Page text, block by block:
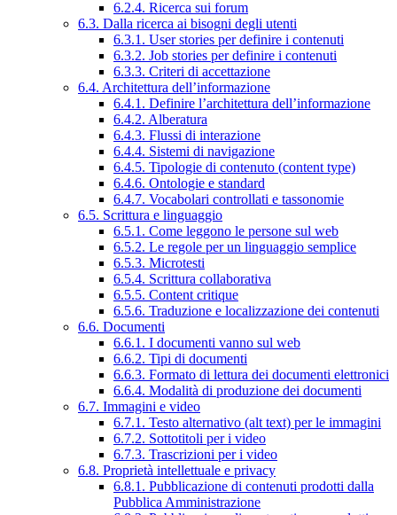
6.2.4. Ricerca sui forum
6.3. Dalla ricerca ai bisogni degli utenti
6.3.1. User stories per definire i contenuti
6.3.2. Job stories per definire i contenuti
6.3.3. Criteri di accettazione
6.4. Architettura dell’informazione
6.4.1. Definire l’architettura dell’informazione
6.4.2. Alberatura
6.4.3. Flussi di interazione
6.4.4. Sistemi di navigazione
6.4.5. Tipologie di contenuto (content type)
6.4.6. Ontologie e standard
6.4.7. Vocabolari controllati e tassonomie
6.5. Scrittura e linguaggio
6.5.1. Come leggono le persone sul web
6.5.2. Le regole per un linguaggio semplice
6.5.3. Microtesti
6.5.4. Scrittura collaborativa
6.5.5. Content critique
6.5.6. Traduzione e localizzazione dei contenuti
6.6. Documenti
6.6.1. I documenti vanno sul web
6.6.2. Tipi di documenti
6.6.3. Formato di lettura dei documenti elettronici
6.6.4. Modalità di produzione dei documenti
6.7. Immagini e video
6.7.1. Testo alternativo (alt text) per le immagini
6.7.2. Sottotitoli per i video
6.7.3. Trascrizioni per i video
6.8. Proprietà intellettuale e privacy
6.8.1. Pubblicazione di contenuti prodotti dalla
Pubblica Amministrazione